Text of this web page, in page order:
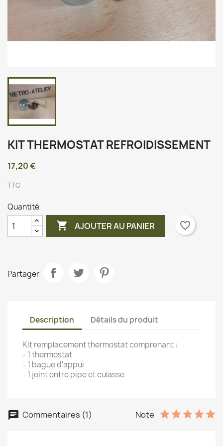
KIT THERMOSTAT REFROIDISSEMENT
17,20 €
TTC
Quantité
 AJOUTER AU PANIER favorite_border
Partager
Description Détails du produit
Kit remplacement thermostat comprenant :
- 1 thermostat
- 1 bague d'appui
- 1 joint entre pipe et culasse
chat Commentaires (1) Note